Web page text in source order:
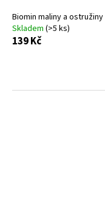
Biomin maliny a ostružiny
Skladem (>5 ks)
139 Kč